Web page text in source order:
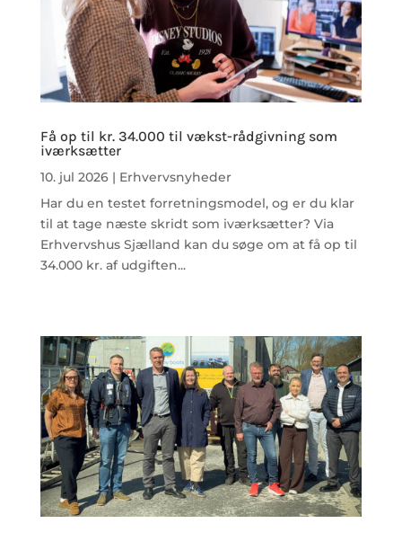
Få op til kr. 34.000 til vækst-rådgivning som
iværksætter
10. jul 2026| Erhvervsnyheder
Har du en testet forretningsmodel, og er du klar
til at tage næste skridt som iværksætter? Via
Erhvervshus Sjælland kan du søge om at få op til
34.000 kr. af udgiften...